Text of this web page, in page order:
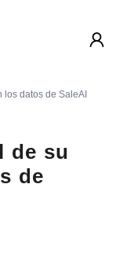
datos de SaleAI
de su
de